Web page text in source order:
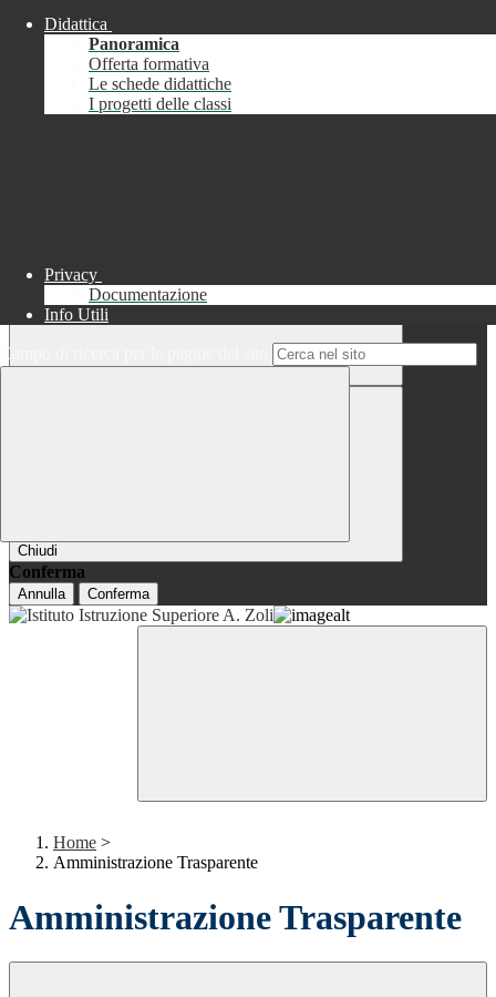
Chiudi
Informazione
Chiudi
Conferma
Annulla Conferma
Didattica
Panoramica
Offerta formativa
Le schede didattiche
I progetti delle classi
Privacy
Documentazione
Info Utili
Campo di ricerca per le pagine del sito
Home >
Amministrazione Trasparente
Amministrazione Trasparente